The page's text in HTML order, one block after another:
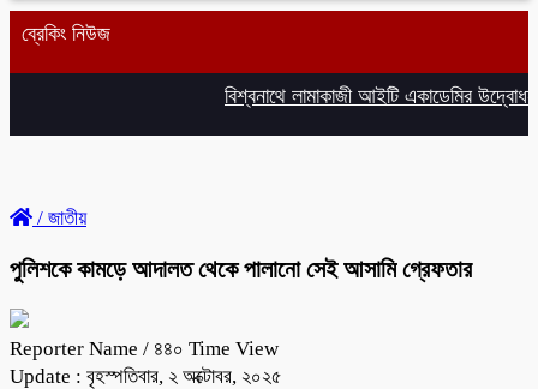
ব্রেকিং নিউজ
বিশ্বনাথে লামাকাজী আইটি একাডেমির উদ্বোধন
/ জাতীয়
পুলিশকে কামড়ে আদালত থেকে পালানো সেই আসামি গ্রেফতার
Reporter Name / ৪৪০ Time View
Update : বৃহস্পতিবার, ২ অক্টোবর, ২০২৫